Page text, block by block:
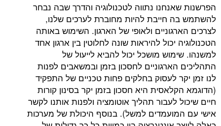
הפרשנות שאנחנו נתווה לטכנולוגיה והדרך שבה נבחר
להשתמש בה חייבת להיות מחוברת לערכים שלנו,
לצרכים הארגוניים ולאופי של הארגון. השימוש באותה
הטכנולוגיה יכול להיראות שונה לחלוטין בין ארגון אחד
למשנהו. שימוש מושכל יכול להביא לייעול של
התהליכים הארגוניים לחסכון בזמן ובמשאבים לפנות
לנו זמן יקר לעסוק בחלקים פחות טכניים של התפקיד
(הדוגמא הקלאסית היא חסכון בזמן יקר בסינון קורות
חיים שיכול לעבור תהליך אוטומציה ולפנות אותנו לקשר
אישי עם המועמדים למשל). בנוסף היכולת של מערכות